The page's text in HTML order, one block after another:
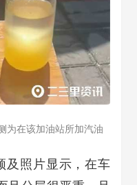
为在该加油站所加汽油
及照片显示，在车